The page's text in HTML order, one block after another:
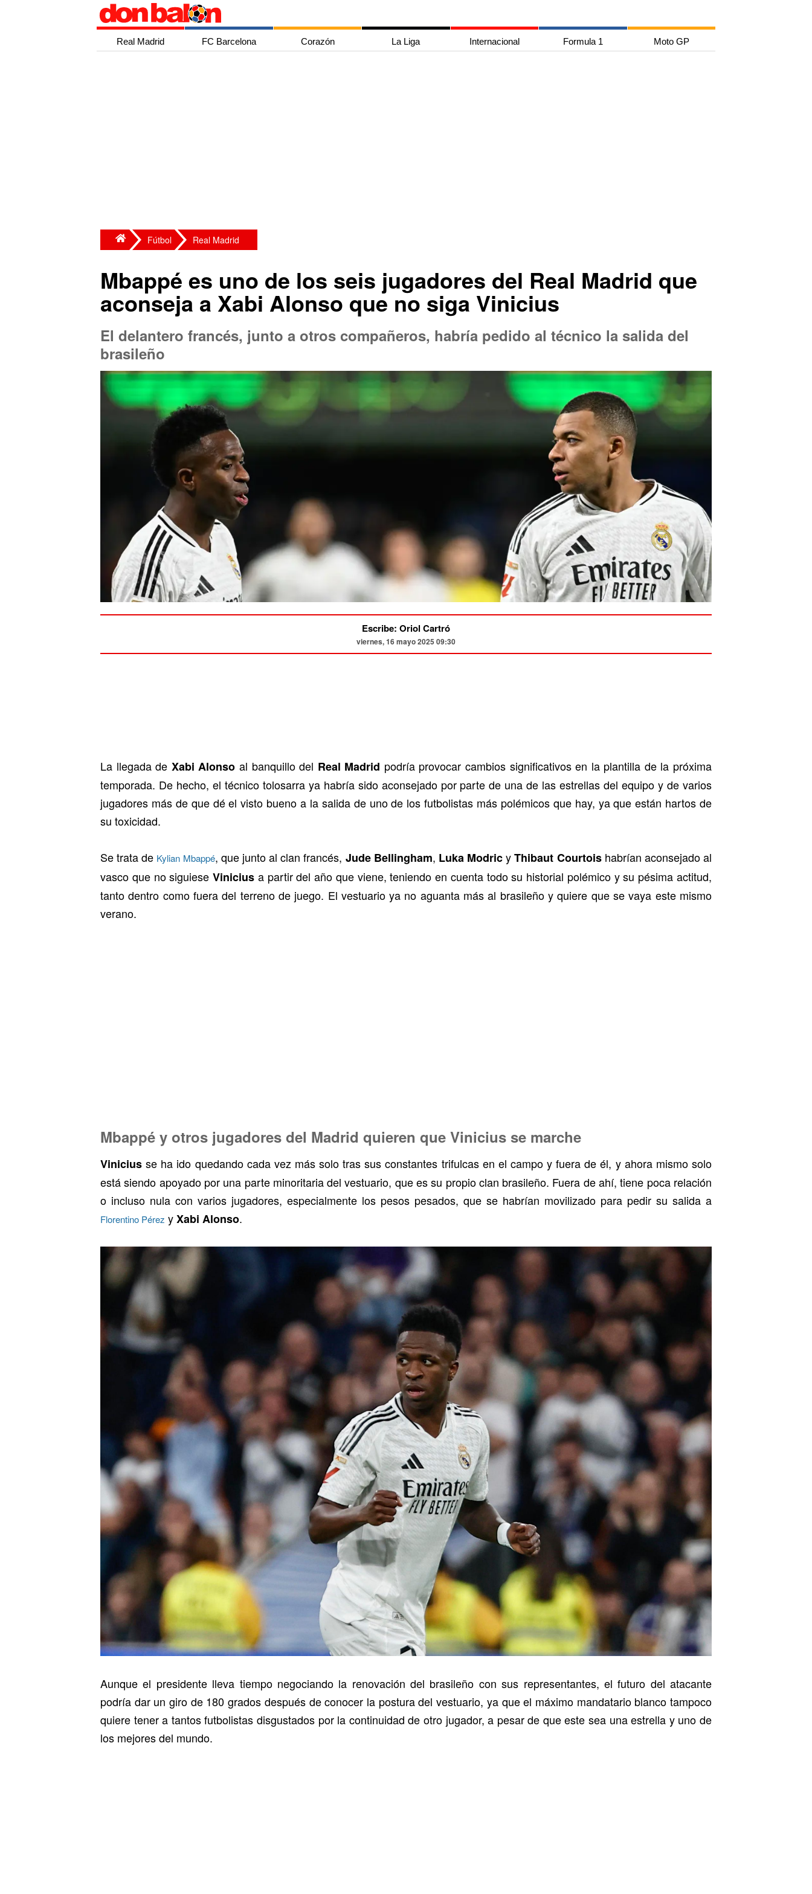
Real Madrid FC Barcelona Corazón La Liga Internacional Formula 1 Moto GP
Fútbol Real Madrid
Mbappé es uno de los seis jugadores del Real Madrid que
aconseja a Xabi Alonso que no siga Vinicius
El delantero francés, junto a otros compañeros, habría pedido al técnico la salida del
brasileño
Escribe: Oriol Cartró
viernes, 16 mayo 2025 09:30
La llegada de Xabi Alonso al banquillo del Real Madrid podría provocar cambios significativos en la plantilla de la próxima
temporada. De hecho, el técnico tolosarra ya habría sido aconsejado por parte de una de las estrellas del equipo y de varios
jugadores más de que dé el visto bueno a la salida de uno de los futbolistas más polémicos que hay, ya que están hartos de
su toxicidad.
Se trata de Kylian Mbappé, que junto al clan francés, Jude Bellingham, Luka ModricyThibaut Courtois habrían aconsejado al
vasco que no siguieseVinicius a partir del año que viene, teniendo en cuenta todo su historial polémico y su pésima actitud,
tanto dentro como fuera del terreno de juego. El vestuario ya no aguanta más al brasileño y quiere que se vaya este mismo
verano.
Mbappé y otros jugadores del Madrid quieren que Vinicius se marche
Viniciusse ha ido quedando cada vez más solo tras sus constantes trifulcas en el campo y fuera de él, y ahora mismo solo
está siendo apoyado por una parte minoritaria del vestuario, que es su propio clan brasileño. Fuera de ahí, tiene poca relación
o incluso nula con varios jugadores, especialmente los pesos pesados, que se habrían movilizado para pedir su salida a
Florentino Pérez yXabi Alonso.
Aunque el presidente lleva tiempo negociando la renovación del brasileño con sus representantes, el futuro del atacante
podría dar un giro de 180 grados después de conocer la postura del vestuario, ya que el máximo mandatario blanco tampoco
quiere tener a tantos futbolistas disgustados por la continuidad de otro jugador, a pesar de que este sea una estrella y uno de
los mejores del mundo.